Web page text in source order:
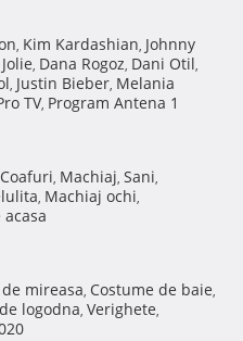
, Kim Kardashian, Johnny
, Dana Rogoz, Dani Otil,
, Justin Bieber, Melania
TV, Program Antena 1
Coafuri, Machiaj, Sani,
, Machiaj ochi,
mireasa, Costume de baie,
logodna, Verighete,